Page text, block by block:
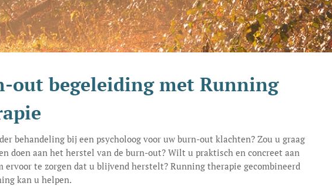
out begeleiding met Running
behandeling bij een psycholoog voor uw burn-out klachten? Zou u graag
doen aan het herstel van de burn-out? Wilt u praktisch en concreet aan
ervoor te zorgen dat u blijvend herstelt? Running therapie gecombineerd
kan u helpen.